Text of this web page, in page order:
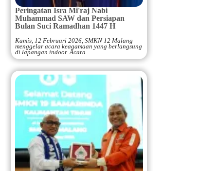
Peringatan Isra Mi'raj Nabi
Muhammad SAW dan Persiapan
Bulan Suci Ramadhan 1447 H
Kamis, 12 Februari 2026, SMKN 12 Malang
menggelar acara keagamaan yang berlangsung
di lapangan indoor. Acara…